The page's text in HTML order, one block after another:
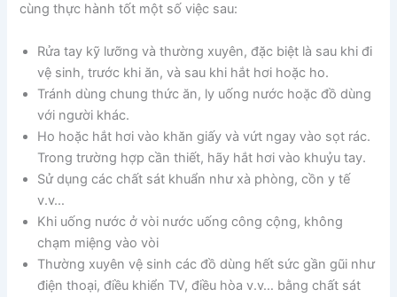
cùng thực hành tốt một số việc sau:
Rửa tay kỹ lưỡng và thường xuyên, đặc biệt là sau khi đi
vệ sinh, trước khi ăn, và sau khi hắt hơi hoặc ho.
Tránh dùng chung thức ăn, ly uống nước hoặc đồ dùng
với người khác.
Ho hoặc hắt hơi vào khăn giấy và vứt ngay vào sọt rác.
Trong trường hợp cần thiết, hãy hắt hơi vào khuỷu tay.
Sử dụng các chất sát khuẩn như xà phòng, cồn y tế
v.v…
Khi uống nước ở vòi nước uống công cộng, không
chạm miệng vào vòi
Thường xuyên vệ sinh các đồ dùng hết sức gần gũi như
điện thoại, điều khiển TV, điều hòa v.v… bằng chất sát